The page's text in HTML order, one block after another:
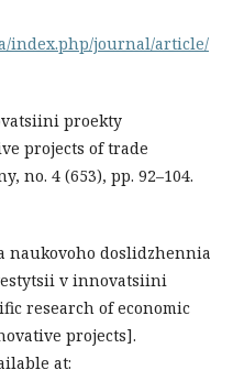
index.php/journal/article/
proekty
projects of trade
no. 4 (653), pp. 92–104.
naukovoho doslidzhennia
v innovatsiini
research of economic
projects].
at: